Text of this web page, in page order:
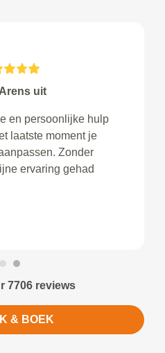
uit
en persoonlijke hulp
laatste moment je
Zonder
ervaring gehad
7706 reviews
& BOEK